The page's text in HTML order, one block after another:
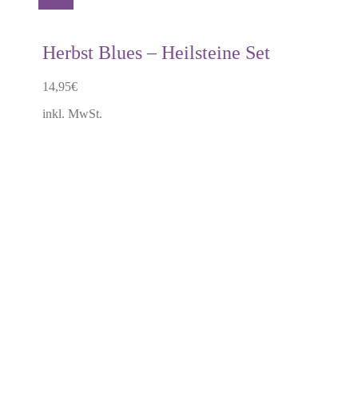
Herbst Blues – Heilsteine Set
14,95€
inkl. MwSt.